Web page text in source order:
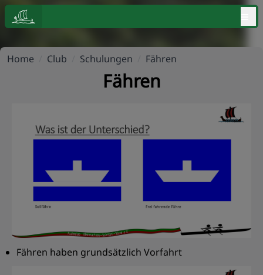
Home Club Schulungen Fähren
Fähren
Fähren haben grundsätzlich Vorfahrt